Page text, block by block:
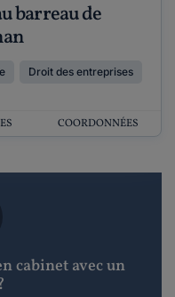
barreau de
Droit des entreprises
COORDONNÉES
cabinet avec un